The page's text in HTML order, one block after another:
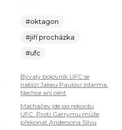
#oktagon
#jiří procházka
#ufc
Bývalý bojovník UFC se
nabízí Jakeu Paulovi zdarma.
Nechce ani cent
Machačev jde po rekordu
UFC. Proti Garrymu může
překonat Andersona Silvu